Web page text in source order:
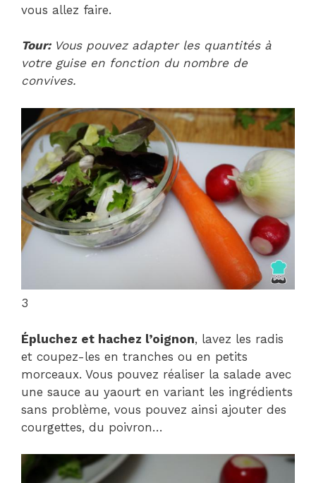
vous allez faire.
Tour:Vous pouvez adapter les quantités à
votre guise en fonction du nombre de
convives.
3
Épluchez et hachez l’oignon, lavez les radis
et coupez-les en tranches ou en petits
morceaux. Vous pouvez réaliser la salade avec
une sauce au yaourt en variant les ingrédients
sans problème, vous pouvez ainsi ajouter des
courgettes, du poivron…